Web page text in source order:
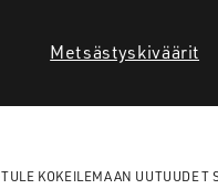
Metsästyskiväärit
TULE KOKEILEMAAN UUTUUDET